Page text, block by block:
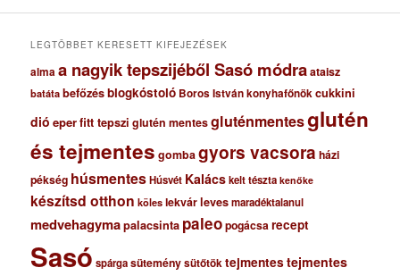
u
LEGTÖBBET KERESETT KIFEJEZÉSEK
almaa nagyik tepszijéből Sasó módraataisz
batáta befőzésblogkóstoló Boros István konyhafőnökcukkini
dió eperfitt tepszi glutén mentesgluténmentesglutén
és tejmentes gombagyors vacsora házi
pékség húsmentesHúsvét Kalácskelt tészta kenőke
készítsd otthon köles lekvárlevesmaradéktalanul
medvehagymapalacsinta paleopogácsa recept
Sasó spárgasüteménysütőtöktejmentestejmentes